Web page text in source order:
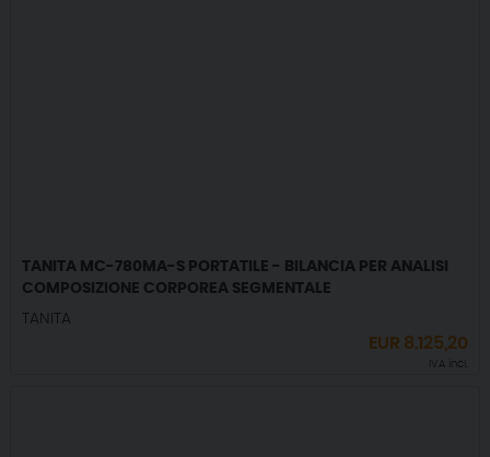
TANITA MC-780MA-S PORTATILE - BILANCIA PER ANALISI
COMPOSIZIONE CORPOREA SEGMENTALE
TANITA
EUR 8.125,20
IVA incl.